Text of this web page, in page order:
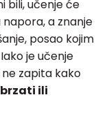
bili, učenje će
a znanje
posao kojim
je učenje
ne zapita kako
ili